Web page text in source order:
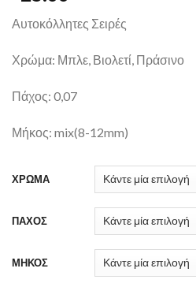
Αυτοκόλλητες Σειρές
Χρώμα: Μπλε, Βιολετί, Πράσινο
Πάχος: 0,07
Μήκος: mix(8-12mm)
ΧΡΩΜΑ
ΠΑΧΟΣ
ΜΗΚΟΣ